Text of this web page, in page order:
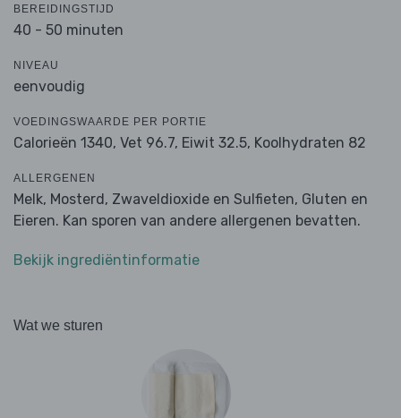
BEREIDINGSTIJD
40 - 50 minuten
NIVEAU
eenvoudig
VOEDINGSWAARDE PER PORTIE
Calorieën 1340, Vet 96.7, Eiwit 32.5, Koolhydraten 82
ALLERGENEN
Melk, Mosterd, Zwaveldioxide en Sulfieten, Gluten en
Eieren. Kan sporen van andere allergenen bevatten.
Bekijk ingrediëntinformatie
Wat we sturen